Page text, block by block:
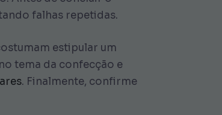
falhas repetidas.
estipular um
tema da confecção e
. Finalmente, confirme